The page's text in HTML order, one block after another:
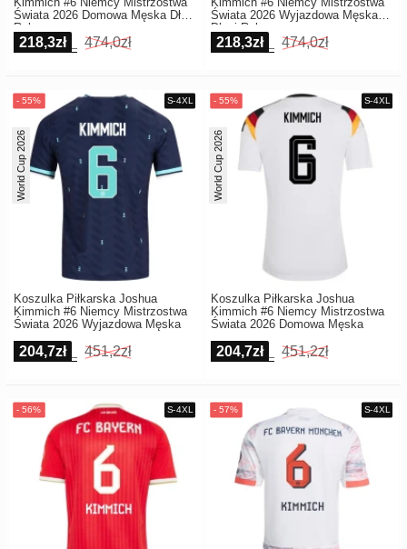
Świata 2026 Domowa Męska Długi
Rękaw
218,3zł 474,0zł
Świata 2026 Wyjazdowa Męska
Długi Rękaw
218,3zł 474,0zł
Koszulka Piłkarska Joshua
Kimmich #6 Niemcy Mistrzostwa
Świata 2026 Wyjazdowa Męska
World Cup 2026
204,7zł 451,2zł
Koszulka Piłkarska Joshua
Kimmich #6 Niemcy Mistrzostwa
Świata 2026 Domowa Męska
World Cup 2026
204,7zł 451,2zł